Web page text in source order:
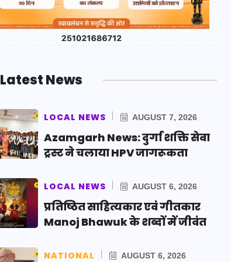
Latest News
LOCAL NEWS AUGUST 7, 2026
Azamgarh News: दुर्गा शक्ति सेवा
ट्रस्ट ने चलाया HPV जागरूकता
LOCAL NEWS AUGUST 6, 2026
प्रतिष्ठित साहित्यकार एवं गीतकार
Manoj Bhawuk के शब्दों में जीवंत
NATIONAL AUGUST 6, 2026